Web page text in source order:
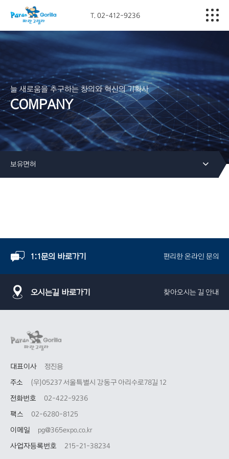
T. 02-412-9236
Business
Portfolio
Media
Contact
늘 새로움을 추구하는 창의와 혁신의 기획사
COMPANY
보유면허
1:1문의 바로가기 편리한 온라인 문의
오시는길 바로가기 찾아오시는 길 안내
대표이사 정진용
주소 (우)05237 서울특별시 강동구 아리수로78길 12
전화번호 02-422-9236
팩스 02-6280-8125
이메일 pg@365expo.co.kr
사업자등록번호 215-21-38234